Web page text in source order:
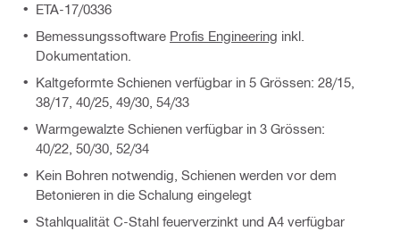
ETA-17/0336
Bemessungssoftware Profis Engineering inkl.
Dokumentation.
Kaltgeformte Schienen verfügbar in 5 Grössen: 28/15,
38/17, 40/25, 49/30, 54/33
Warmgewalzte Schienen verfügbar in 3 Grössen:
40/22, 50/30, 52/34
Kein Bohren notwendig, Schienen werden vor dem
Betonieren in die Schalung eingelegt
Stahlqualität C-Stahl feuerverzinkt und A4 verfügbar